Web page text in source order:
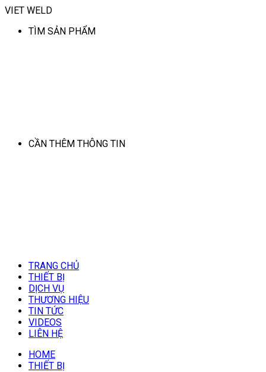
VIET WELD
TÌM SẢN PHẨM
CẦN THÊM THÔNG TIN
TRANG CHỦ
THIẾT BỊ
DỊCH VỤ
THƯƠNG HIỆU
TIN TỨC
VIDEOS
LIÊN HỆ
HOME
THIẾT BỊ